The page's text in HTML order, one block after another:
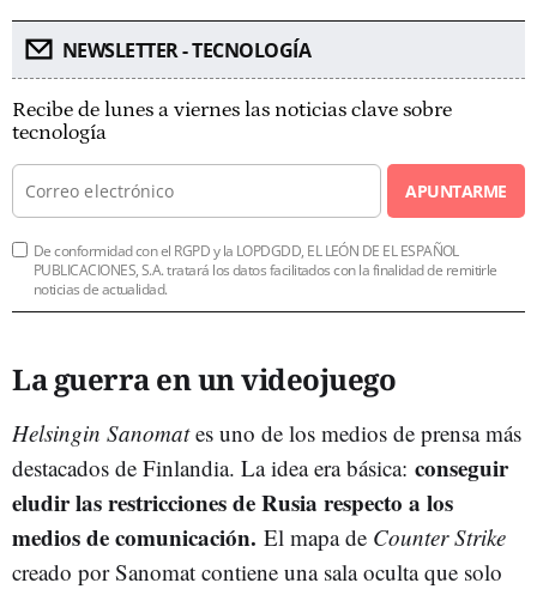
NEWSLETTER - TECNOLOGÍA
Recibe de lunes a viernes las noticias clave sobre
tecnología
APUNTARME
De conformidad con el RGPD y la LOPDGDD, EL LEÓN DE EL ESPAÑOL
PUBLICACIONES, S.A. tratará los datos facilitados con la finalidad de remitirle
noticias de actualidad.
La guerra en un videojuego
Helsingin Sanomates uno de los medios de prensa más
destacados de Finlandia. La idea era básica: conseguir
eludir las restricciones de Rusia respecto a los
medios de comunicación. El mapa de Counter Strike
creado por Sanomat contiene una sala oculta que solo